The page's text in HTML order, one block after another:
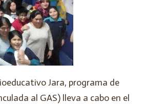
Jara, programa de
al GAS) lleva a cabo en el